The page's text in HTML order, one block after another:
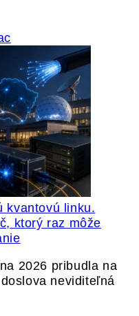
kvantovú linku.
ktorý raz môže
2026 pribudla na
neviditeľná